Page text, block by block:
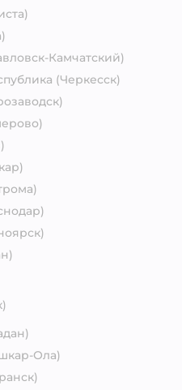
Камчатский)
(Черкесск)
Ола)